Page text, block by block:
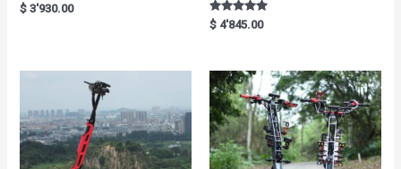
Rated
5.00
$ 3'930.00
Rated
5.00
$ 4'845.00